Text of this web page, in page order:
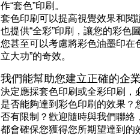
作“套色”印刷。
套色印刷可以提高視覺效果和閱
也提供“全彩”印刷，讓您的彩色
您甚至可以考慮將彩色油墨印在
立大功”的奇效。
我們能幫助您建立正確的企
決定應採套色印刷或全彩印刷，
是否能夠達到彩色印刷的效果
否有限制？歡迎隨時與我們聯絡
都會確保您獲得您所期望達到的